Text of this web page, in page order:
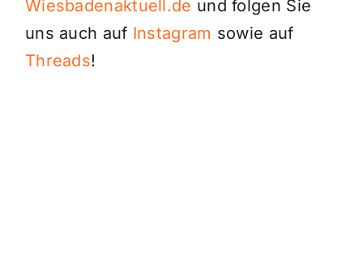
Wiesbadenaktuell.de und folgen Sie
uns auch auf Instagram sowie auf
Threads!